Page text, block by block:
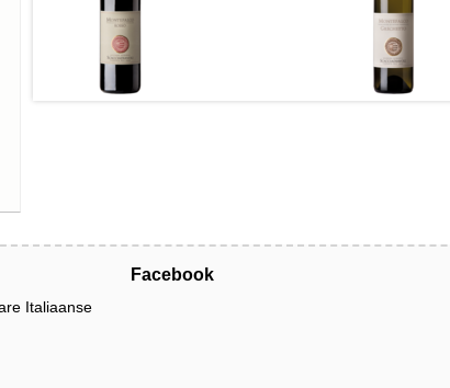
Italiaanse
Facebook